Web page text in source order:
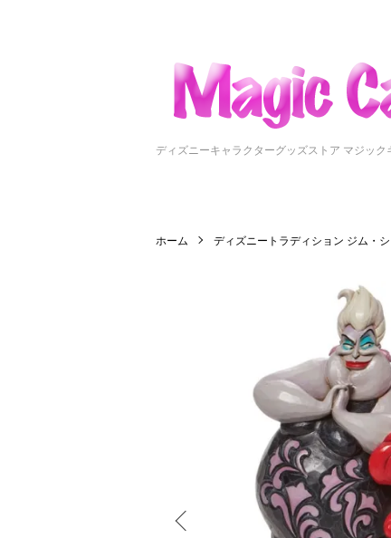
ディズニーキャラクターグッズストア マジック
ホーム ディズニートラディション ジム・